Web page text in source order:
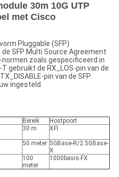
30m 10G UTP
met Cisco
Pluggable (SFP)
SFP Multi Source Agreement
zoals gespecificeerd in
T gebruikt de RX_LOS-pin van de
pin van de SFP
ingesteld.
Bereik
Hostpoort
30 m XFI
50 meter 5GBase-R/2.5GBase-
X
100
meter
1000basis-FX